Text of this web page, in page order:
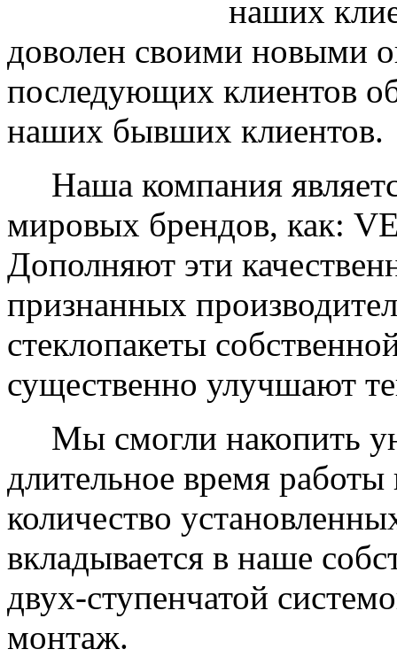
наших
доволен своими новыми
последующих клиентов
наших бывших клиентов.
Наша компания
мировых брендов, как:
Дополняют эти
признанных
стеклопакеты
существенно улучшают
Мы смогли накопить
длительное время
количество
вкладывается в наше
двух-ступенчатой
монтаж.